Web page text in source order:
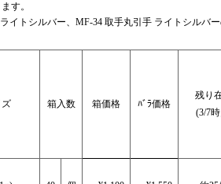
す。
イトシルバー、MF-34 取手丸引手 ライトシルバ
箱入数 箱価格 ﾊﾞﾗ価格
残り
(3/7